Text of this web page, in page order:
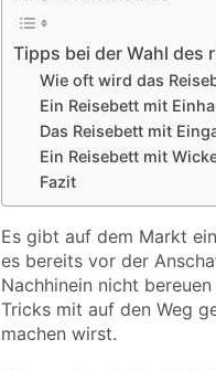
Tipps bei der Wahl des
Wie oft wird das
Ein Reisebett mit
Das Reisebett mit
Ein Reisebett mit
Fazit
Es gibt auf dem Markt
es bereits vor der
Nachhinein nicht
Tricks mit auf den Weg
machen wirst.